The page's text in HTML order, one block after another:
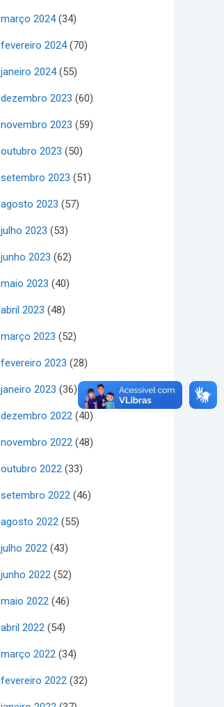
março 2024(34)
fevereiro 2024(70)
janeiro 2024(55)
dezembro 2023 (60)
novembro 2023 (59)
outubro 2023 (50)
setembro 2023 (51)
agosto 2023 (57)
julho 2023 (53)
junho 2023 (62)
maio 2023 (40)
abril 2023 (48)
março 2023 (52)
fevereiro 2023 (28)
janeiro 2023 (36)
dezembro 2022 (40)
novembro 2022 (48)
outubro 2022 (33)
setembro 2022 (46)
agosto 2022 (55)
julho 2022 (43)
junho 2022 (52)
maio 2022 (46)
abril 2022 (54)
março 2022 (34)
fevereiro 2022 (32)